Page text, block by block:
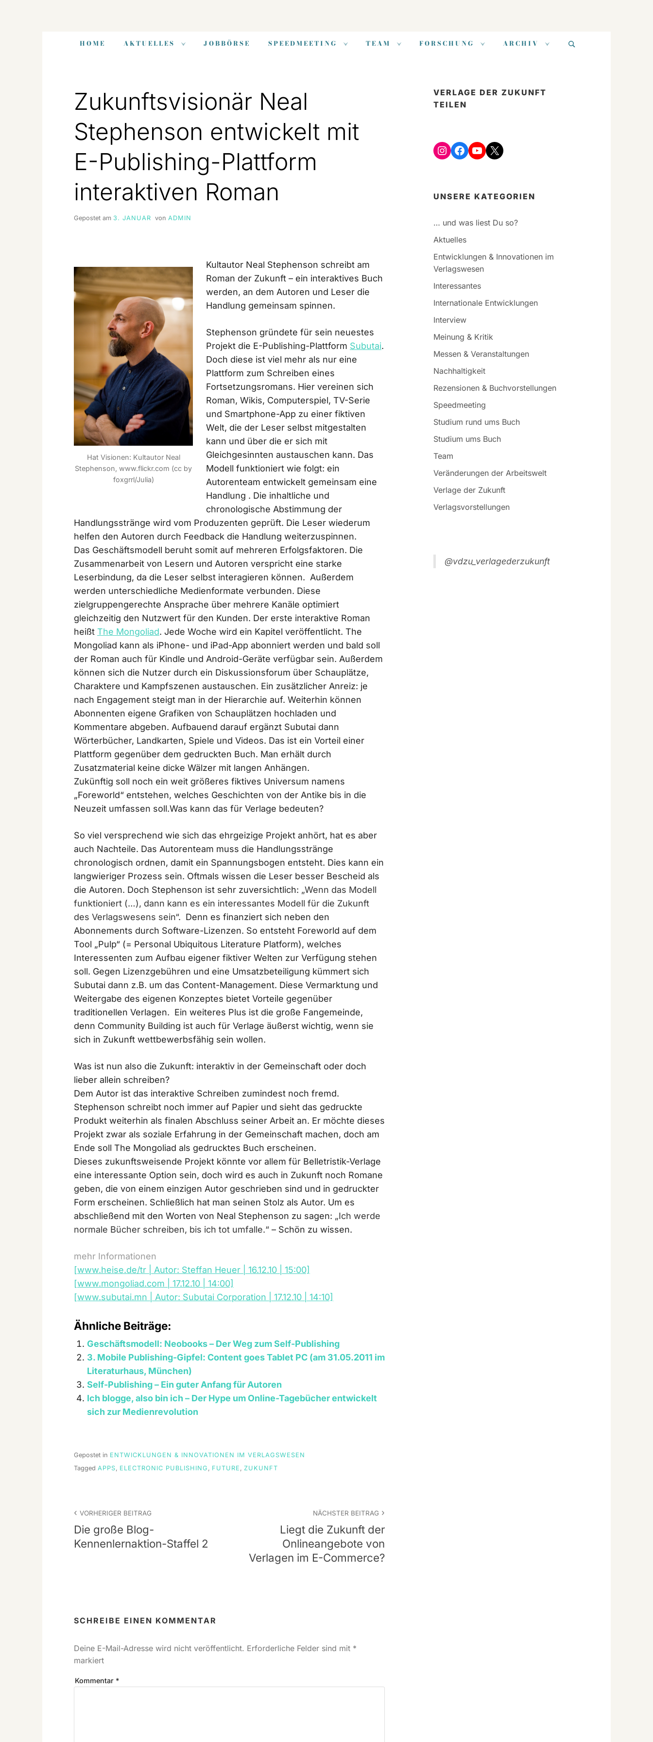
HOME AKTUELLES JOBBÖRSE SPEEDMEETING TEAM FORSCHUNG ARCHIV
nach:
Zukunftsvisionär Neal
Stephenson entwickelt mit
E-Publishing-Plattform
interaktiven Roman
Gepostet am 3. JANUAR von ADMIN
Hat Visionen: Kultautor Neal
Stephenson, www.flickr.com (cc by
foxgrrl/Julia)
Kultautor Neal Stephenson schreibt am
Roman der Zukunft – ein interaktives Buch
werden, an dem Autoren und Leser die
Handlung gemeinsam spinnen.
Stephenson gründete für sein neuestes
Projekt die E-Publishing-Plattform Subutai.
Doch diese ist viel mehr als nur eine
Plattform zum Schreiben eines
Fortsetzungsromans. Hier vereinen sich
Roman, Wikis, Computerspiel, TV-Serie
und Smartphone-App zu einer fiktiven
Welt, die der Leser selbst mitgestalten
kann und über die er sich mit
Gleichgesinnten austauschen kann. Das
Modell funktioniert wie folgt: ein
Autorenteam entwickelt gemeinsam eine
Handlung . Die inhaltliche und
chronologische Abstimmung der
Handlungsstränge wird vom Produzenten geprüft. Die Leser wiederum
helfen den Autoren durch Feedback die Handlung weiterzuspinnen.
Das Geschäftsmodell beruht somit auf mehreren Erfolgsfaktoren. Die
Zusammenarbeit von Lesern und Autoren verspricht eine starke
Leserbindung, da die Leser selbst interagieren können. Außerdem
werden unterschiedliche Medienformate verbunden. Diese
zielgruppengerechte Ansprache über mehrere Kanäle optimiert
gleichzeitig den Nutzwert für den Kunden. Der erste interaktive Roman
heißt The Mongoliad. Jede Woche wird ein Kapitel veröffentlicht. The
Mongoliad kann als iPhone- und iPad-App abonniert werden und bald soll
der Roman auch für Kindle und Android-Geräte verfügbar sein. Außerdem
können sich die Nutzer durch ein Diskussionsforum über Schauplätze,
Charaktere und Kampfszenen austauschen. Ein zusätzlicher Anreiz: je
nach Engagement steigt man in der Hierarchie auf. Weiterhin können
Abonnenten eigene Grafiken von Schauplätzen hochladen und
Kommentare abgeben. Aufbauend darauf ergänzt Subutai dann
Wörterbücher, Landkarten, Spiele und Videos. Das ist ein Vorteil einer
Plattform gegenüber dem gedruckten Buch. Man erhält durch
Zusatzmaterial keine dicke Wälzer mit langen Anhängen.
Zukünftig soll noch ein weit größeres fiktives Universum namens
„Foreworld“ entstehen, welches Geschichten von der Antike bis in die
Neuzeit umfassen soll.Was kann das für Verlage bedeuten?
So viel versprechend wie sich das ehrgeizige Projekt anhört, hat es aber
auch Nachteile. Das Autorenteam muss die Handlungsstränge
chronologisch ordnen, damit ein Spannungsbogen entsteht. Dies kann ein
langwieriger Prozess sein. Oftmals wissen die Leser besser Bescheid als
die Autoren. Doch Stephenson ist sehr zuversichtlich: „Wenn das Modell
funktioniert (…), dann kann es ein interessantes Modell für die Zukunft
des Verlagswesens sein“. Denn es finanziert sich neben den
Abonnements durch Software-Lizenzen. So entsteht Foreworld auf dem
Tool „Pulp“ (= Personal Ubiquitous Literature Platform), welches
Interessenten zum Aufbau eigener fiktiver Welten zur Verfügung stehen
soll. Gegen Lizenzgebühren und eine Umsatzbeteiligung kümmert sich
Subutai dann z.B. um das Content-Management. Diese Vermarktung und
Weitergabe des eigenen Konzeptes bietet Vorteile gegenüber
traditionellen Verlagen. Ein weiteres Plus ist die große Fangemeinde,
denn Community Building ist auch für Verlage äußerst wichtig, wenn sie
sich in Zukunft wettbewerbsfähig sein wollen.
Was ist nun also die Zukunft: interaktiv in der Gemeinschaft oder doch
lieber allein schreiben?
Dem Autor ist das interaktive Schreiben zumindest noch fremd.
Stephenson schreibt noch immer auf Papier und sieht das gedruckte
Produkt weiterhin als finalen Abschluss seiner Arbeit an. Er möchte dieses
Projekt zwar als soziale Erfahrung in der Gemeinschaft machen, doch am
Ende soll The Mongoliad als gedrucktes Buch erscheinen.
Dieses zukunftsweisende Projekt könnte vor allem für Belletristik-Verlage
eine interessante Option sein, doch wird es auch in Zukunft noch Romane
geben, die von einem einzigen Autor geschrieben sind und in gedruckter
Form erscheinen. Schließlich hat man seinen Stolz als Autor. Um es
abschließend mit den Worten von Neal Stephenson zu sagen: „Ich werde
normale Bücher schreiben, bis ich tot umfalle.“ – Schön zu wissen.
mehr Informationen
[www.heise.de/tr | Autor: Steffan Heuer | 16.12.10 | 15:00]
[www.mongoliad.com | 17.12.10 | 14:00]
[www.subutai.mn | Autor: Subutai Corporation | 17.12.10 | 14:10]
Ähnliche Beiträge:
Geschäftsmodell: Neobooks – Der Weg zum Self-Publishing
3. Mobile Publishing-Gipfel: Content goes Tablet PC (am 31.05.2011 im
Literaturhaus, München)
Self-Publishing – Ein guter Anfang für Autoren
Ich blogge, also bin ich – Der Hype um Online-Tagebücher entwickelt
sich zur Medienrevolution
Gepostet in ENTWICKLUNGEN & INNOVATIONEN IM VERLAGSWESEN
Tagged APPS, ELECTRONIC PUBLISHING , FUTURE , ZUKUNFT
Navigation
VORHERIGER BEITRAG
Die große Blog-
Kennenlernaktion-Staffel 2
NÄCHSTER BEITRAG
Liegt die Zukunft der
Onlineangebote von
Verlagen im E-Commerce?
SCHREIBE EINEN KOMMENTAR
Deine E-Mail-Adresse wird nicht veröffentlicht. Erforderliche Felder sind mit *
markiert
Kommentar *
VERLAGE DER ZUKUNFT
TEILEN
Instagram
Facebook
YouTube
X
UNSERE KATEGORIEN
… und was liest Du so?
Aktuelles
Entwicklungen & Innovationen im
Verlagswesen
Interessantes
Internationale Entwicklungen
Interview
Meinung & Kritik
Messen & Veranstaltungen
Nachhaltigkeit
Rezensionen & Buchvorstellungen
Speedmeeting
Studium rund ums Buch
Studium ums Buch
Team
Veränderungen der Arbeitswelt
Verlage der Zukunft
Verlagsvorstellungen
@vdzu_verlagederzukunft